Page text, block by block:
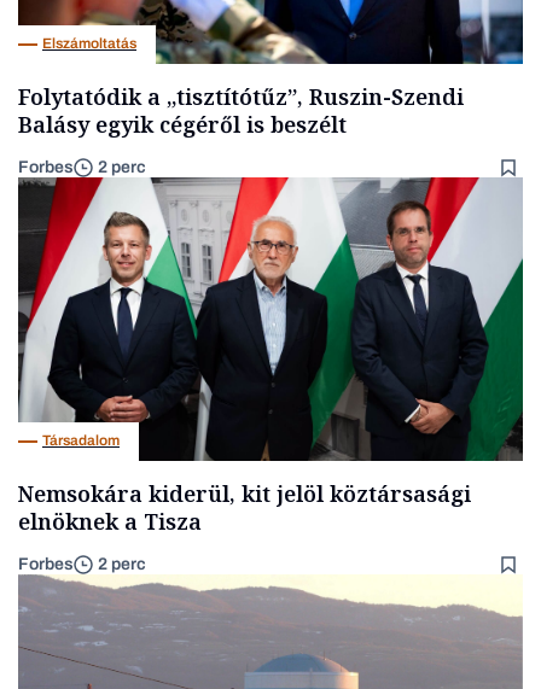
Elszámoltatás
Folytatódik a „tisztítótűz”, Ruszin-Szendi
Balásy egyik cégéről is beszélt
Forbes 2 perc
Társadalom
Nemsokára kiderül, kit jelöl köztársasági
elnöknek a Tisza
Forbes 2 perc